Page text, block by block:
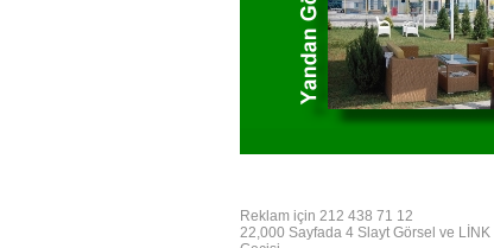
Reklam için 212 438 71 12
22,000 Sayfada 4 Slayt Görsel ve LİNK